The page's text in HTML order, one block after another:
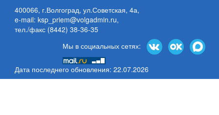
400066, г.Волгоград, ул.Советская, 4а,
e-mail: ksp_priem@volgadmin.ru,
тел./факс (8442) 38-36-35
Мы в социальных сетях:
Дата последнего обновления: 22.07.2026